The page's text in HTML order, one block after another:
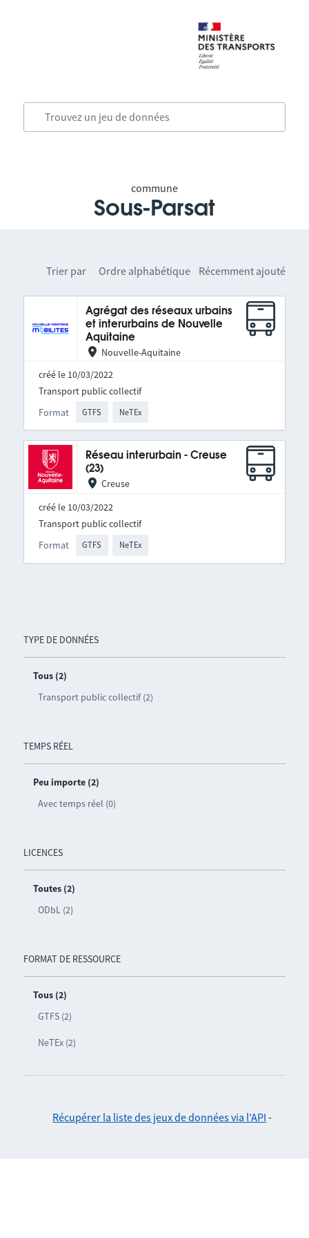
commune
Sous-Parsat
TYPE DE DONNÉES
Tous (2)
Transport public collectif (2)
TEMPS RÉEL
Peu importe (2)
Avec temps réel (0)
LICENCES
Toutes (2)
ODbL (2)
FORMAT DE RESSOURCE
Tous (2)
GTFS (2)
NeTEx (2)
Trier par Ordre alphabétique Récemment ajouté
Agrégat des réseaux urbains
et interurbains de Nouvelle
Aquitaine
Nouvelle-Aquitaine
créé le 10/03/2022
Format GTFS NeTEx
Transport public collectif
Réseau interurbain - Creuse
(23)
Creuse
créé le 10/03/2022
Format GTFS NeTEx
Transport public collectif
Récupérer la liste des jeux de données via l'API -